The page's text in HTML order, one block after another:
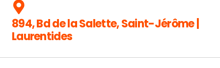
894, Bd de la Salette, Saint-Jérôme |
Laurentides